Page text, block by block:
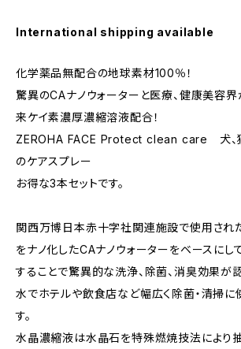
International shipping available
化学薬品無配合の地球素材100％！
驚異のCAナノウォーターと医療、健康美容
来ケイ素濃厚濃縮溶液配合！
ZEROHA FACE Protect clean care 犬、猫
のケアスプレー
お得な3本セットです。
関西万博日本赤十字社関連施設で使用され
をナノ化したCAナノウォーターをベースにし
することで驚異的な洗浄、除菌、消臭効果が
水でホテルや飲食店など幅広く除菌・清掃に
す。
水晶濃縮液は水晶石を特殊燃焼技法により